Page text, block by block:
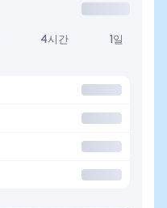
4시간 1일